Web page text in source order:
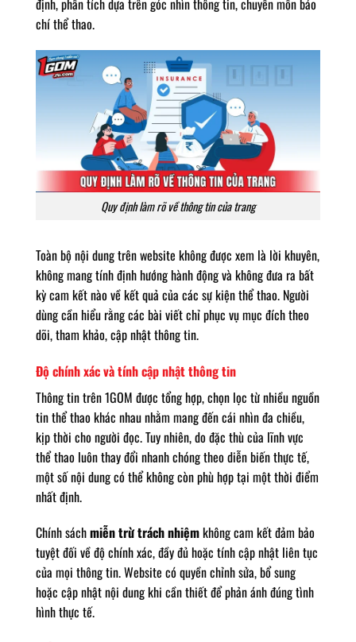
chí thể thao.
Quy định làm rõ về thông tin của trang
Toàn bộ nội dung trên website không được xem là lời khuyên,
không mang tính định hướng hành động và không đưa ra bất
kỳ cam kết nào về kết quả của các sự kiện thể thao. Người
dùng cần hiểu rằng các bài viết chỉ phục vụ mục đích theo
dõi, tham khảo, cập nhật thông tin.
Độ chính xác và tính cập nhật thông tin
Thông tin trên 1GOM được tổng hợp, chọn lọc từ nhiều nguồn
tin thể thao khác nhau nhằm mang đến cái nhìn đa chiều,
kịp thời cho người đọc. Tuy nhiên, do đặc thù của lĩnh vực
thể thao luôn thay đổi nhanh chóng theo diễn biến thực tế,
một số nội dung có thể không còn phù hợp tại một thời điểm
nhất định.
Chính sáchmiễn trừ trách nhiệmkhông cam kết đảm bảo
tuyệt đối về độ chính xác, đầy đủ hoặc tính cập nhật liên tục
của mọi thông tin. Website có quyền chỉnh sửa, bổ sung
hoặc cập nhật nội dung khi cần thiết để phản ánh đúng tình
hình thực tế.